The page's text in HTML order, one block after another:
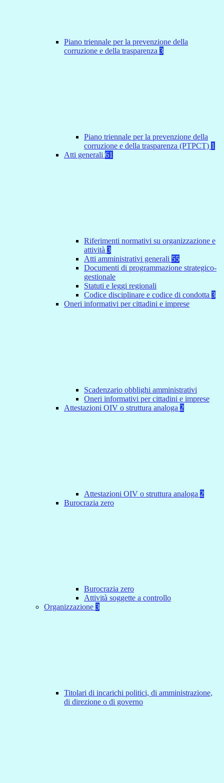
Piano triennale per la prevenzione della
corruzione e della trasparenza 3
Piano triennale per la prevenzione della
corruzione e della trasparenza (PTPCT) 1
Atti generali 61
Riferimenti normativi su organizzazione e
attività 3
Atti amministrativi generali 55
Documenti di programmazione strategico-
gestionale
Statuti e leggi regionali
Codice disciplinare e codice di condotta 3
Oneri informativi per cittadini e imprese
Scadenzario obblighi amministrativi
Oneri informativi per cittadini e imprese
Attestazioni OIV o struttura analoga 2
Attestazioni OIV o struttura analoga 2
Burocrazia zero
Burocrazia zero
Attività soggette a controllo
Organizzazione 3
Titolari di incarichi politici, di amministrazione,
di direzione o di governo